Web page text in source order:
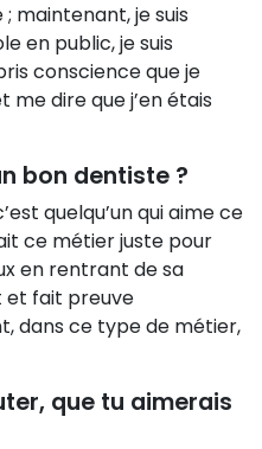
maintenant, je suis
en public, je suis
conscience que je
dire que j’en étais
bon dentiste ?
quelqu’un qui aime ce
ce métier juste pour
en rentrant de sa
et fait preuve
dans ce type de métier,
que tu aimerais